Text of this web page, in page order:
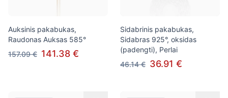
Auksinis pakabukas,
Raudonas Auksas 585°
157.09 € 141.38 €
Sidabrinis pakabukas,
Sidabras 925°, oksidas
(padengti), Perlai
46.14 € 36.91 €